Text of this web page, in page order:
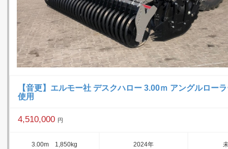
【音更】エルモー社 デスクハロー 3.00ｍ アングルロ
使用
4,510,000 円
3.00m 1,850kg 2024年